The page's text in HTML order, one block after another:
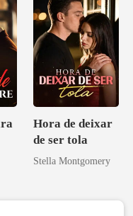
Hora de deixar
de ser tola
Stella Montgomery